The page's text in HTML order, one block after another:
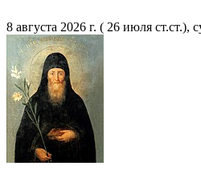
8 августа 2026 г. ( 26 июля ст.ст.),